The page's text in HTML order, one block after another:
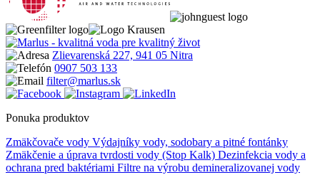
Zlievarenská 227, 941 05 Nitra
0907 503 133
filter@marlus.sk
Ponuka produktov
Zmäkčovače vody Výdajníky vody, sodobary a pitné fontánky
Zmäkčenie a úprava tvrdosti vody (Stop Kalk) Dezinfekcia vody a
ochrana pred baktériami Filtre na výrobu demineralizovanej vody